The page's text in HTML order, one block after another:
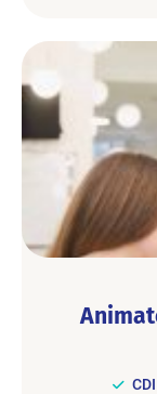
CDI